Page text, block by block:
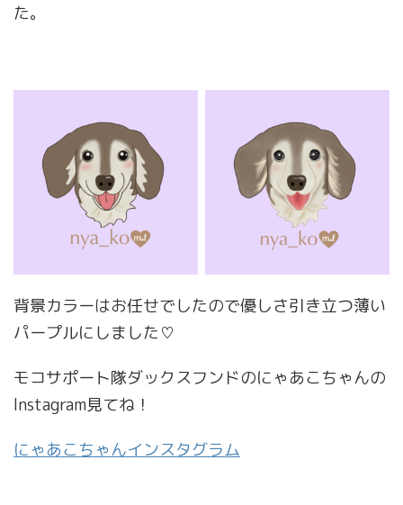
た。
背景カラーはお任せでしたので優しさ引き立つ薄い
パープルにしました♡
モコサポート隊ダックスフンドのにゃあこちゃんの
Instagram見てね！
にゃあこちゃんインスタグラム